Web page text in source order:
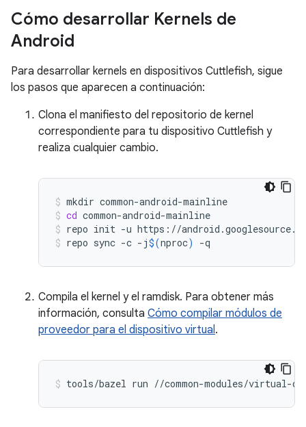
Cómo desarrollar Kernels de
Android
Para desarrollar kernels en dispositivos Cuttlefish, sigue
los pasos que aparecen a continuación:
Clona el manifiesto del repositorio de kernel
correspondiente para tu dispositivo Cuttlefish y
realiza cualquier cambio.
mkdir common-android-mainline
cd common-android-mainline
repo init -u https://
repo sync -c -j$(nproc) -q
Compila el kernel y el ramdisk. Para obtener más
información, consulta Cómo compilar módulos de
proveedor para el dispositivo virtual.
tools/bazel run //common-modules/virtual-